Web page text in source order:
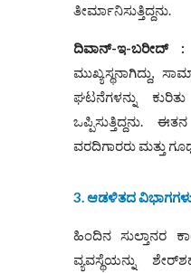
ತೀರ್ಮಾನಿಸುತ್ತಿದ್ದನು.
ದಿವಾನ್-ಇ-ಬರೀದ್ :
ಮುಖ್ಯಸ್ಥನಾಗಿದ್ದು,
ಘಟನೆಗಳನ್ನು
ಒಪ್ಪಿಸುತ್ತಿದ್ದನು.
ವರದಿಗಾರರು ಮತ್ತು
3. ಆಡಳಿತದ
ಹಿಂದಿನ ಸುಲ್ತಾನರ
ವ್ಯವಸ್ಥೆಯನ್ನು